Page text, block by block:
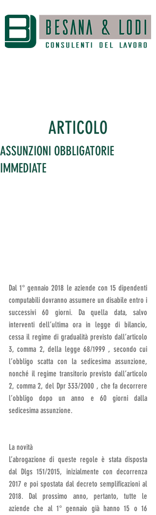
ARTICOLO
ASSUNZIONI OBBLIGATORIE
IMMEDIATE
Dal 1° gennaio 2018 le aziende con 15 dipendenti
computabili dovranno assumere un disabile entro i
successivi 60 giorni. Da quella data, salvo
interventi dell’ultima ora in legge di bilancio,
cessa il regime di gradualità previsto dall’articolo
3, comma 2, della legge 68/1999 , secondo cui
l’obbligo scatta con la sedicesima assunzione,
nonché il regime transitorio previsto dall’articolo
2, comma 2, del Dpr 333/2000 , che fa decorrere
l’obbligo dopo un anno e 60 giorni dalla
sedicesima assunzione.
La novità
L’abrogazione di queste regole è stata disposta
dal Dlgs 151/2015, inizialmente con decorrenza
2017 e poi spostata dal decreto semplificazioni al
2018. Dal prossimo anno, pertanto, tutte le
aziende che al 1° gennaio già hanno 15 o 16